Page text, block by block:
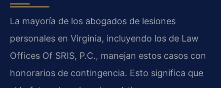
La mayoría de los abogados de lesiones
personales en Virginia, incluyendo los de Law
Offices Of SRIS, P.C., manejan estos casos con
honorarios de contingencia. Esto significa que